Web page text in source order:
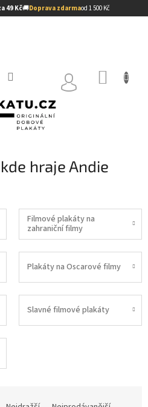
49 Kč🚚Doprava zdarmaod 1 500 Kč
hraje Andie
Filmové plakáty na
zahraniční filmy
Plakáty na Oscarové filmy
Slavné filmové plakáty